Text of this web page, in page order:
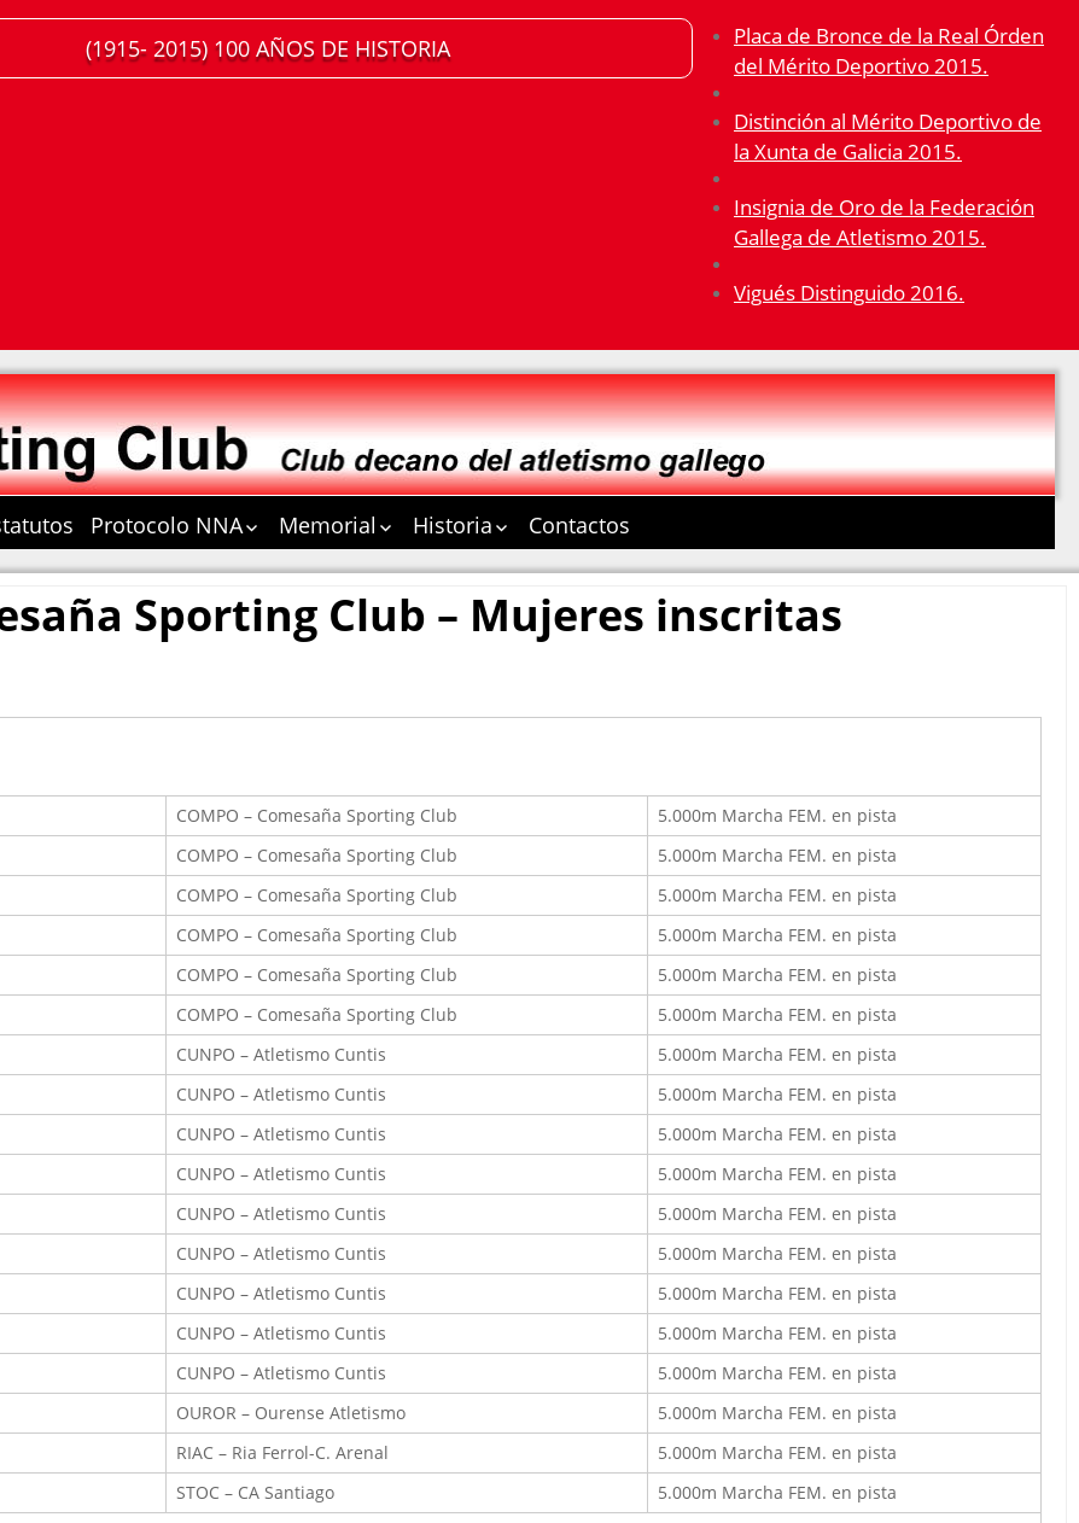
Placa de Bronce de la Real Órden
del Mérito Deportivo 2015.
Distinción al Mérito Deportivo de
la Xunta de Galicia 2015.
Insignia de Oro de la Federación
Gallega de Atletismo 2015.
Vigués Distinguido 2016.
(1915- 2015) 100 AÑOS DE HISTORIA
Protocolo NNA
Protocolo de
Delegado de
protección
Memorial
46º Memorial
Ediciones anteriores
45º MBACT
Historia
100 AÑOS DE
1965, el 50
Contactos
Sporting Club – Mujeres inscritas
COMPO – Comesaña Sporting Club
5.000m Marcha FEM. en pista
COMPO – Comesaña Sporting Club
5.000m Marcha FEM. en pista
COMPO – Comesaña Sporting Club
5.000m Marcha FEM. en pista
COMPO – Comesaña Sporting Club
5.000m Marcha FEM. en pista
COMPO – Comesaña Sporting Club
5.000m Marcha FEM. en pista
COMPO – Comesaña Sporting Club
5.000m Marcha FEM. en pista
CUNPO – Atletismo Cuntis
5.000m Marcha FEM. en pista
CUNPO – Atletismo Cuntis
5.000m Marcha FEM. en pista
CUNPO – Atletismo Cuntis
5.000m Marcha FEM. en pista
CUNPO – Atletismo Cuntis
5.000m Marcha FEM. en pista
CUNPO – Atletismo Cuntis
5.000m Marcha FEM. en pista
CUNPO – Atletismo Cuntis
5.000m Marcha FEM. en pista
CUNPO – Atletismo Cuntis
5.000m Marcha FEM. en pista
CUNPO – Atletismo Cuntis
5.000m Marcha FEM. en pista
CUNPO – Atletismo Cuntis
5.000m Marcha FEM. en pista
OUROR – Ourense Atletismo
5.000m Marcha FEM. en pista
RIAC – Ria Ferrol-C. Arenal
5.000m Marcha FEM. en pista
STOC – CA Santiago 5.000m Marcha FEM. en pista